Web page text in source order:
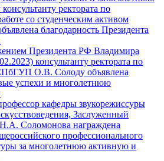
Президента РФ Владимира
консультанту ректората по
О.В. Солоду объявлена
успехи и многолетнюю